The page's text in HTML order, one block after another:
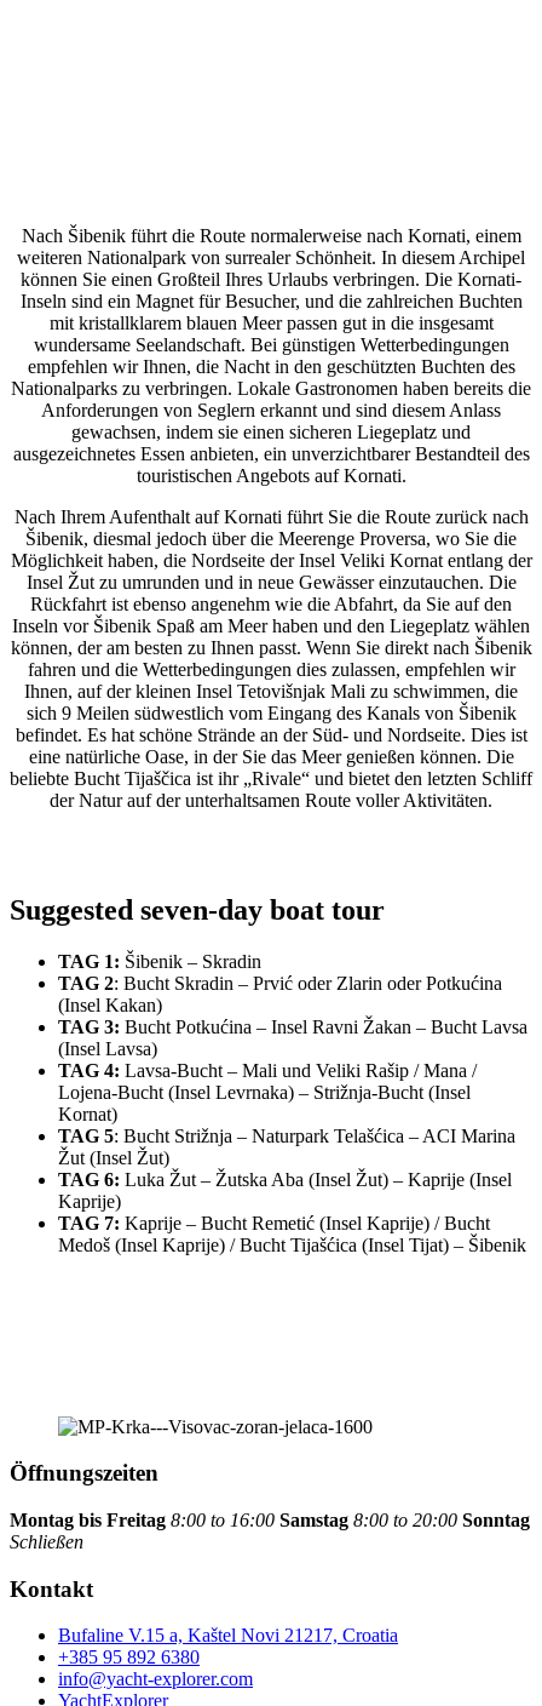
Nach Šibenik führt die Route normalerweise nach Kornati, einem
weiteren Nationalpark von surrealer Schönheit. In diesem Archipel
können Sie einen Großteil Ihres Urlaubs verbringen. Die Kornati-
Inseln sind ein Magnet für Besucher, und die zahlreichen Buchten
mit kristallklarem blauen Meer passen gut in die insgesamt
wundersame Seelandschaft. Bei günstigen Wetterbedingungen
empfehlen wir Ihnen, die Nacht in den geschützten Buchten des
Nationalparks zu verbringen. Lokale Gastronomen haben bereits die
Anforderungen von Seglern erkannt und sind diesem Anlass
gewachsen, indem sie einen sicheren Liegeplatz und
ausgezeichnetes Essen anbieten, ein unverzichtbarer Bestandteil des
touristischen Angebots auf Kornati.
Nach Ihrem Aufenthalt auf Kornati führt Sie die Route zurück nach
Šibenik, diesmal jedoch über die Meerenge Proversa, wo Sie die
Möglichkeit haben, die Nordseite der Insel Veliki Kornat entlang der
Insel Žut zu umrunden und in neue Gewässer einzutauchen. Die
Rückfahrt ist ebenso angenehm wie die Abfahrt, da Sie auf den
Inseln vor Šibenik Spaß am Meer haben und den Liegeplatz wählen
können, der am besten zu Ihnen passt. Wenn Sie direkt nach Šibenik
fahren und die Wetterbedingungen dies zulassen, empfehlen wir
Ihnen, auf der kleinen Insel Tetovišnjak Mali zu schwimmen, die
sich 9 Meilen südwestlich vom Eingang des Kanals von Šibenik
befindet. Es hat schöne Strände an der Süd- und Nordseite. Dies ist
eine natürliche Oase, in der Sie das Meer genießen können. Die
beliebte Bucht Tijaščica ist ihr „Rivale“ und bietet den letzten Schliff
der Natur auf der unterhaltsamen Route voller Aktivitäten.
Suggested seven-day boat tour
TAG 1: Šibenik – Skradin
TAG 2: Bucht Skradin – Prvić oder Zlarin oder Potkućina
(Insel Kakan)
TAG 3: Bucht Potkućina – Insel Ravni Žakan – Bucht Lavsa
(Insel Lavsa)
TAG 4: Lavsa-Bucht – Mali und Veliki Rašip / Mana /
Lojena-Bucht (Insel Levrnaka) – Strižnja-Bucht (Insel
Kornat)
TAG 5: Bucht Strižnja – Naturpark Telašćica – ACI Marina
Žut (Insel Žut)
TAG 6: Luka Žut – Žutska Aba (Insel Žut) – Kaprije (Insel
Kaprije)
TAG 7: Kaprije – Bucht Remetić (Insel Kaprije) / Bucht
Medoš (Insel Kaprije) / Bucht Tijašćica (Insel Tijat) – Šibenik
Öffnungszeiten
Montag bis Freitag 8:00 to 16:00 Samstag 8:00 to 20:00 Sonntag
Schließen
Kontakt
Bufaline V.15 a, Kaštel Novi 21217, Croatia
+385 95 892 6380
info@yacht-explorer.com
YachtExplorer